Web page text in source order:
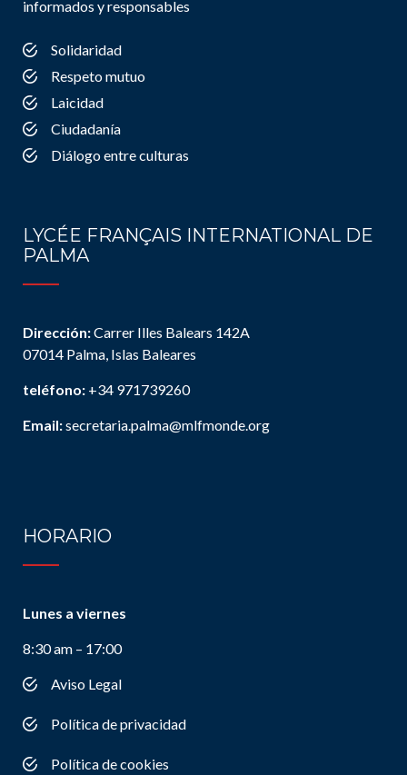
informados y responsables
Solidaridad
Respeto mutuo
Laicidad
Ciudadanía
Diálogo entre culturas
LYCÉE FRANÇAIS INTERNATIONAL DE
PALMA
Dirección:Carrer Illes Balears 142A
07014 Palma, Islas Baleares
teléfono: +34 971739260
Email:secretaria.palma@mlfmonde.org
HORARIO
Lunes a viernes
8:30 am – 17:00
Aviso Legal
Política de privacidad
Política de cookies